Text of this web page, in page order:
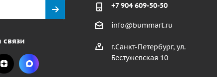
связи
+7 904 609-50-50
info@bummart.ru
г.Санкт-Петербург, ул.
Бестужевская 10